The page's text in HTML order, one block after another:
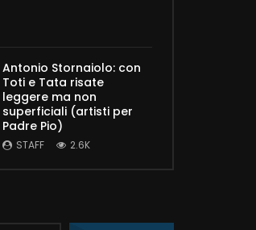
Antonio Stornaiolo: con
Toti e Tata risate
leggere ma non
superficiali (artisti per
Padre Pio)
STAFF 2.6K